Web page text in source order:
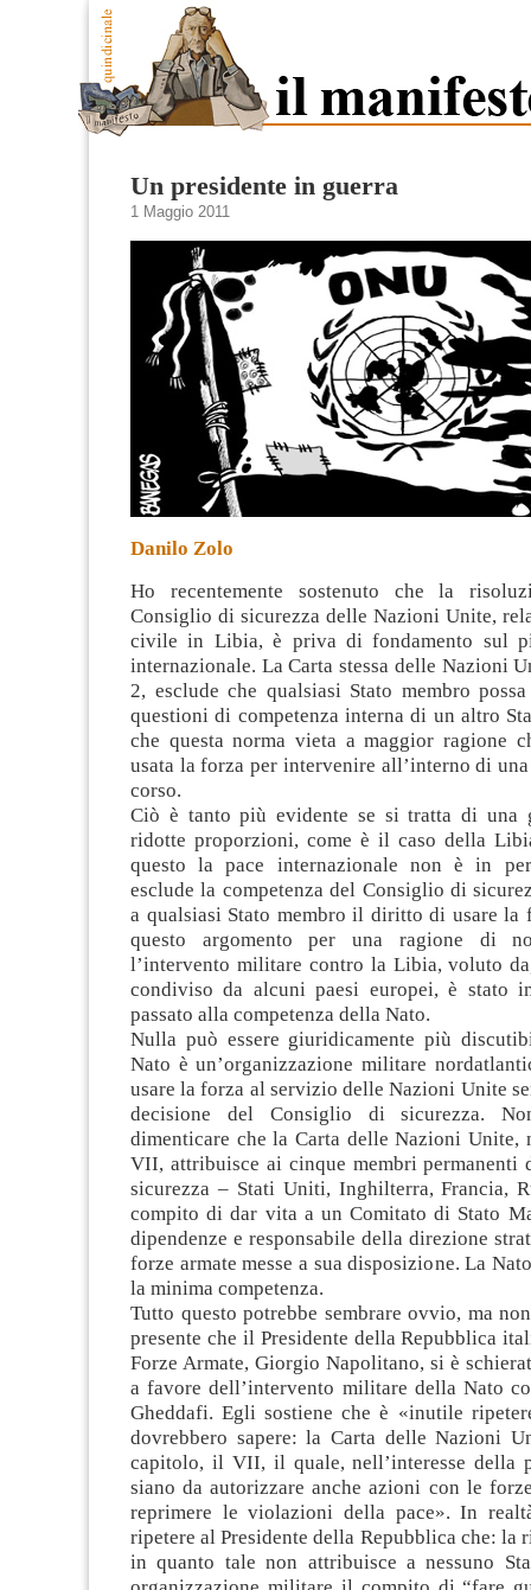
Un presidente in guerra
1 Maggio 2011
Danilo Zolo
Ho recentemente sostenuto che la
Consiglio di sicurezza delle Nazioni Unite,
civile in Libia, è priva di fondamento sul
internazionale. La Carta stessa delle Nazioni
2, esclude che qualsiasi Stato membro
questioni di competenza interna di un altro
che questa norma vieta a maggior ragione
usata la forza per intervenire all’interno di
corso.
Ciò è tanto più evidente se si tratta di una
ridotte proporzioni, come è il caso della
questo la pace internazionale non è in
esclude la competenza del Consiglio di
a qualsiasi Stato membro il diritto di usare la
questo argomento per una ragione di
l’intervento militare contro la Libia, voluto
condiviso da alcuni paesi europei, è stato
passato alla competenza della Nato.
Nulla può essere giuridicamente più
Nato è un’organizzazione militare
usare la forza al servizio delle Nazioni Unite
decisione del Consiglio di sicurezza.
dimenticare che la Carta delle Nazioni Unite,
VII, attribuisce ai cinque membri permanenti
sicurezza – Stati Uniti, Inghilterra, Francia,
compito di dar vita a un Comitato di Stato
dipendenze e responsabile della direzione
forze armate messe a sua disposizione. La
la minima competenza.
Tutto questo potrebbe sembrare ovvio, ma
presente che il Presidente della Repubblica
Forze Armate, Giorgio Napolitano, si è
a favore dell’intervento militare della Nato
Gheddafi. Egli sostiene che è «inutile
dovrebbero sapere: la Carta delle Nazioni
capitolo, il VII, il quale, nell’interesse della
siano da autorizzare anche azioni con le
reprimere le violazioni della pace». In
ripetere al Presidente della Repubblica che: la
in quanto tale non attribuisce a nessuno